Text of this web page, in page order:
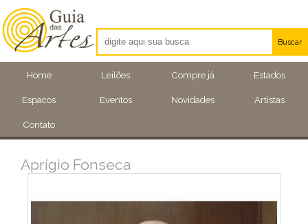
Home Leilões Compre já Estados
Espacos Eventos Novidades Artistas
Contato
Buscar
Artistas
Eventos
Aprígio Fonseca